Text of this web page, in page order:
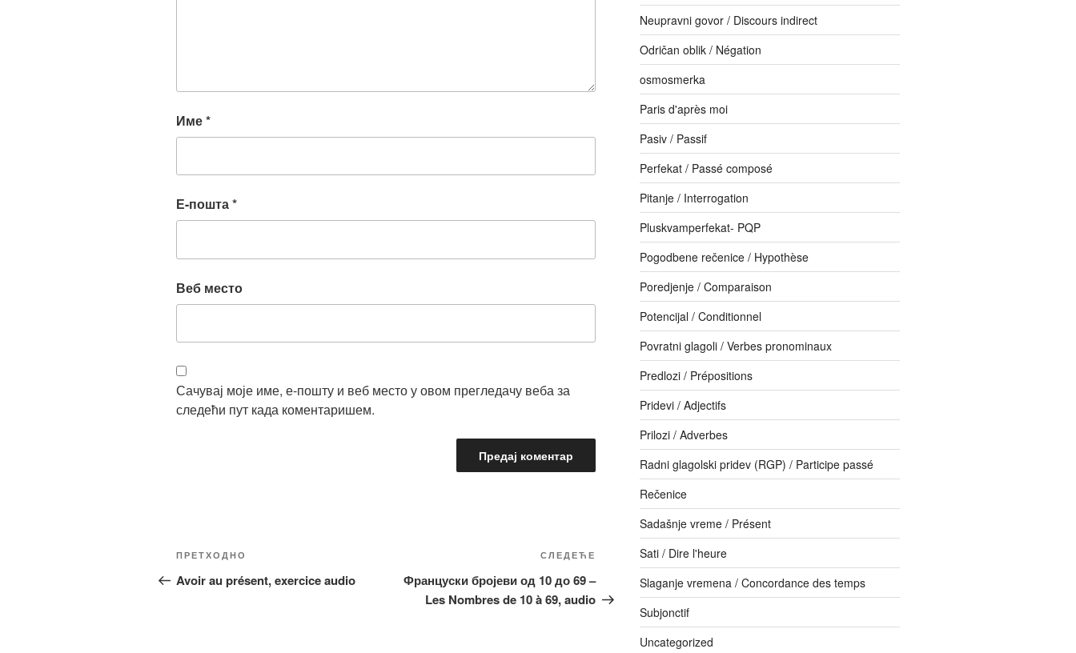
Име*
Е-пошта*
Веб место
Сачувај моје име, е-пошту и веб место у овом прегледачу веба за
следећи пут када коментаришем.
Кретање
чланка
Претходни
чланак
ПРЕТХОДНО
Avoir au présent, exercice audio
Следећи
чланак
СЛЕДЕЋЕ
Француски бројеви од 10 до 69 –
Les Nombres de 10 à 69, audio
Neupravni govor / Discours indirect
Odričan oblik / Négation
osmosmerka
Paris d'après moi
Pasiv / Passif
Perfekat / Passé composé
Pitanje / Interrogation
Pluskvamperfekat- PQP
Pogodbene rečenice / Hypothèse
Poredjenje / Comparaison
Potencijal / Conditionnel
Povratni glagoli / Verbes pronominaux
Predlozi / Prépositions
Pridevi / Adjectifs
Prilozi / Adverbes
Radni glagolski pridev (RGP) / Participe passé
Rečenice
Sadašnje vreme / Présent
Sati / Dire l'heure
Slaganje vremena / Concordance des temps
Subjonctif
Uncategorized